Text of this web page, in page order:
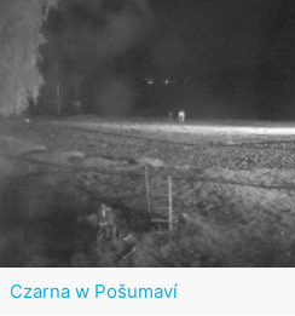
Czarna w Pošumaví